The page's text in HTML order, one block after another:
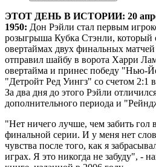
ЭТОТ ДЕНЬ В ИСТОРИИ: 20
1950: Дон Рэйли стал первым
розыгрыша Кубка Стэнли, который
овертаймах двух финальных
отправил шайбу в ворота Харри
овертайма и принес победу "Нью-
"Детройт Ред Уингз" со счетом 2:1
За два дня до этого Рэйли
дополнительного периода и
"Нет ничего лучше, чем забить гол
финальной серии. И у меня нет
чувства после того, как я
играх. Я это никогда не забуду", -